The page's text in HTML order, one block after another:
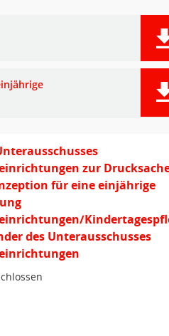
zur
für eine einjährige
des Unterausschusses